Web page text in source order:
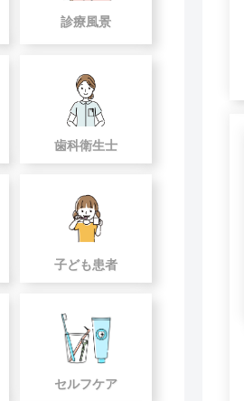
診療風景
歯科衛生士
子ども患者
セルフケア